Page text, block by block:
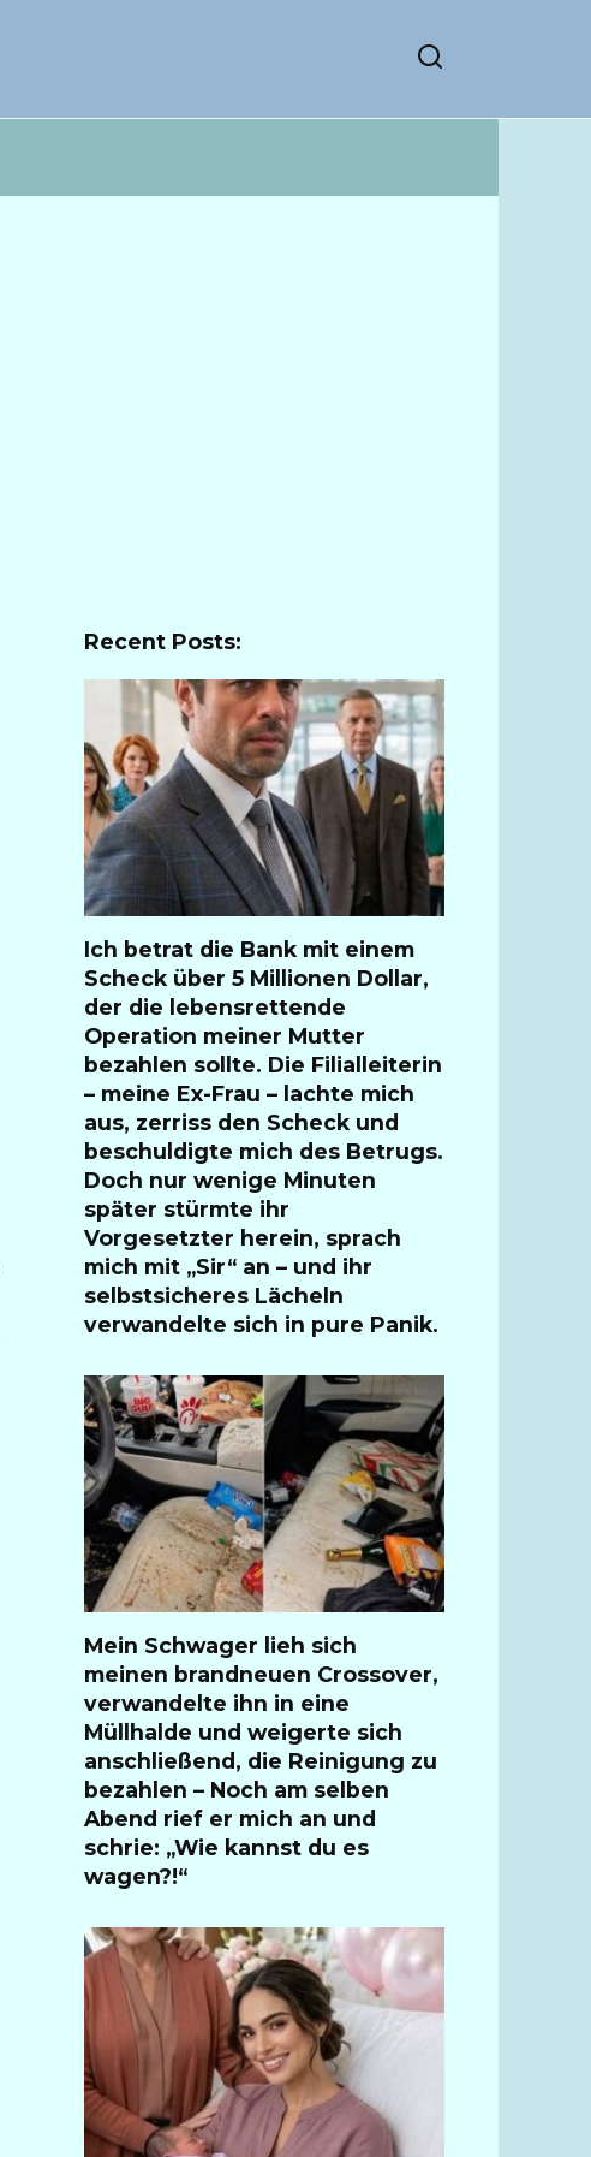
Recent Posts:
Ich betrat die Bank mit einem
Scheck über 5 Millionen Dollar,
der die lebensrettende
Operation meiner Mutter
bezahlen sollte. Die Filialleiterin
– meine Ex-Frau – lachte mich
aus, zerriss den Scheck und
beschuldigte mich des Betrugs.
Doch nur wenige Minuten
später stürmte ihr
Vorgesetzter herein, sprach
mich mit „Sir“ an – und ihr
selbstsicheres Lächeln
verwandelte sich in pure Panik.
Mein Schwager lieh sich
meinen brandneuen Crossover,
verwandelte ihn in eine
Müllhalde und weigerte sich
anschließend, die Reinigung zu
bezahlen – Noch am selben
Abend rief er mich an und
schrie: „Wie kannst du es
wagen?!“